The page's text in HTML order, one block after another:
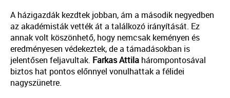
A házigazdák kezdtek jobban, ám a második negyedben
az akadémisták vették át a találkozó irányítását. Ez
annak volt köszönhető, hogy nemcsak keményen és
eredményesen védekeztek, de a támadásokban is
jelentősen feljavultak. Farkas Attila hárompontosával
biztos hat pontos előnnyel vonulhattak a félidei
nagyszünetre.